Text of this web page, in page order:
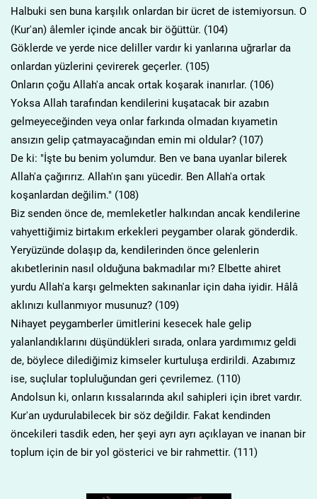
Halbuki sen buna karşılık onlardan bir ücret de istemiyorsun. O
(Kur'an) âlemler içinde ancak bir öğüttür. (104)
Göklerde ve yerde nice deliller vardır ki yanlarına uğrarlar da
onlardan yüzlerini çevirerek geçerler. (105)
Onların çoğu Allah'a ancak ortak koşarak inanırlar. (106)
Yoksa Allah tarafından kendilerini kuşatacak bir azabın
gelmeyeceğinden veya onlar farkında olmadan kıyametin
ansızın gelip çatmayacağından emin mi oldular? (107)
De ki: "İşte bu benim yolumdur. Ben ve bana uyanlar bilerek
Allah'a çağırırız. Allah'ın şanı yücedir. Ben Allah'a ortak
koşanlardan değilim." (108)
Biz senden önce de, memleketler halkından ancak kendilerine
vahyettiğimiz birtakım erkekleri peygamber olarak gönderdik.
Yeryüzünde dolaşıp da, kendilerinden önce gelenlerin
akıbetlerinin nasıl olduğuna bakmadılar mı? Elbette ahiret
yurdu Allah'a karşı gelmekten sakınanlar için daha iyidir. Hâlâ
aklınızı kullanmıyor musunuz? (109)
Nihayet peygamberler ümitlerini kesecek hale gelip
yalanlandıklarını düşündükleri sırada, onlara yardımımız geldi
de, böylece dilediğimiz kimseler kurtuluşa erdirildi. Azabımız
ise, suçlular topluluğundan geri çevrilemez. (110)
Andolsun ki, onların kıssalarında akıl sahipleri için ibret vardır.
Kur'an uydurulabilecek bir söz değildir. Fakat kendinden
öncekileri tasdik eden, her şeyi ayrı ayrı açıklayan ve inanan bir
toplum için de bir yol gösterici ve bir rahmettir. (111)